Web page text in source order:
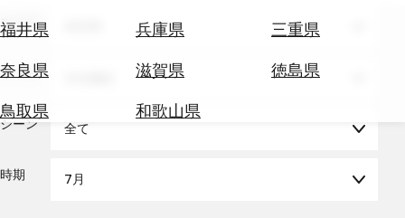
福井県
兵庫県
三重県
奈良県
滋賀県
徳島県
鳥取県
和歌山県
券
テ
を
エリア
テーマ
シーン 全て
時期 7月